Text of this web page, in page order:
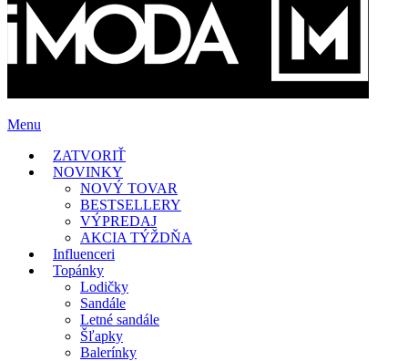
Menu
ZATVORIŤ
NOVINKY
NOVÝ TOVAR
BESTSELLERY
VÝPREDAJ
AKCIA TÝŽDŇA
Influenceri
Topánky
Lodičky
Sandále
Letné sandále
Šľapky
Balerínky